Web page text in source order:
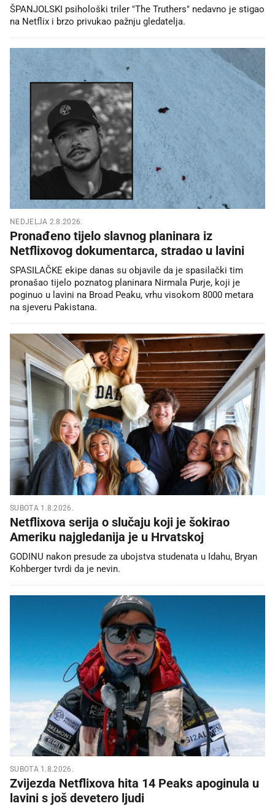
ŠPANJOLSKI psihološki triler "The Truthers" nedavno je stigao
na Netflix i brzo privukao pažnju gledatelja.
NEDJELJA 2.8.2026.
Pronađeno tijelo slavnog planinara iz
Netflixovog dokumentarca, stradao u lavini
SPASILAČKE ekipe danas su objavile da je spasilački tim
pronašao tijelo poznatog planinara Nirmala Purje, koji je
poginuo u lavini na Broad Peaku, vrhu visokom 8000 metara
na sjeveru Pakistana.
SUBOTA 1.8.2026.
Netflixova serija o slučaju koji je šokirao
Ameriku najgledanija je u Hrvatskoj
GODINU nakon presude za ubojstva studenata u Idahu, Bryan
Kohberger tvrdi da je nevin.
SUBOTA 1.8.2026.
Zvijezda Netflixova hita 14 Peaks apoginula u
lavini s još devetero ljudi